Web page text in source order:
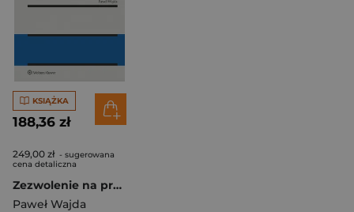
KSIĄŻKA
188,36 zł
249,00 zł - sugerowana
cena detaliczna
Zezwolenie na prowadzenie apteki ogólnodostępnej. Zagadnienia administracyjnoprawne
Paweł Wajda